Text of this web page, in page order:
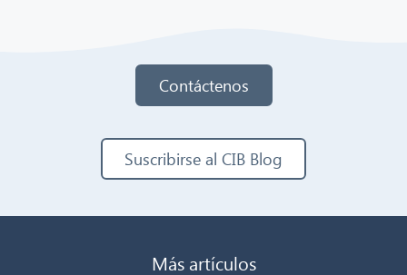
Contáctenos
Suscribirse al CIB Blog
Más artículos